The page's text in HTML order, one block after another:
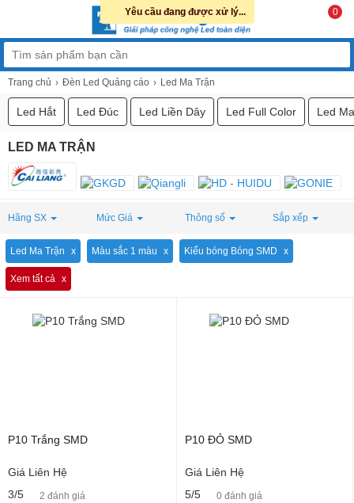
0
Trang chủ Đèn Led Quảng cáo Led Ma Trận
Led Hắt Led Đúc Led Liền Dây Led Full Color Led
LED MA TRẬN
Hãng SX Mức Giá Thông số Sắp xếp
Led Ma Trận Màu sắc 1 màu Kiểu bóng Bóng SMD
Xem tất cả
P10 Trắng SMD
Giá Liên Hệ
3/5
2 đánh giá
P10 ĐỎ SMD
Giá Liên Hệ
5/5
0 đánh giá
Yêu cầu đang được xử lý...